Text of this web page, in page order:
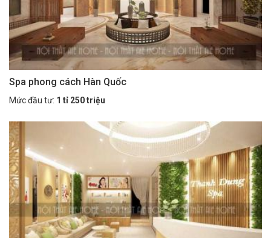
Spa phong cách Hàn Quốc
Mức đầu tư: 1 tỉ 250 triệu